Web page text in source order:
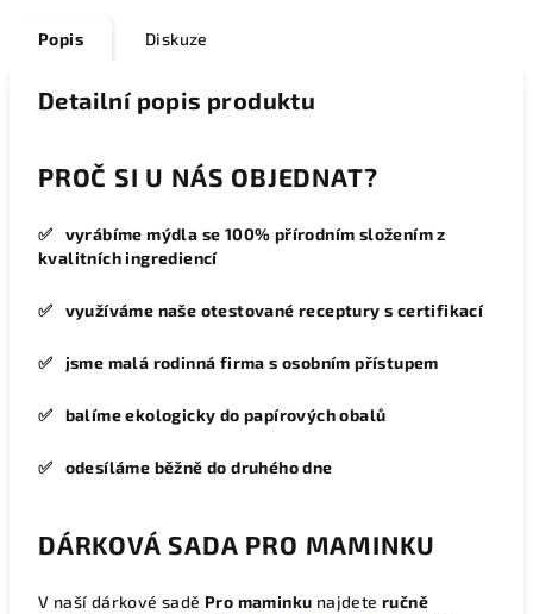
Popis Diskuze
Detailní popis produktu
PROČ SI U NÁS OBJEDNAT?
✅ vyrábíme mýdla se 100% přírodním složením z
kvalitních ingrediencí
✅ využíváme naše otestované receptury s certifikací
✅ jsme malá rodinná firma s osobním přístupem
✅ balíme ekologicky do papírových obalů
✅ odesíláme běžně do druhého dne
DÁRKOVÁ SADA PRO MAMINKU
V naší dárkové sadě Pro maminku najdeteručně